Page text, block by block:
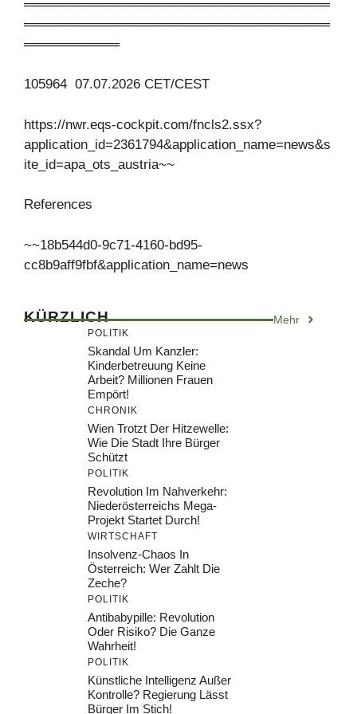
════════════════════════════════
════════════════════════════════
══════════
105964 07.07.2026 CET/CEST
https://nwr.eqs-cockpit.com/fncls2.ssx?
application_id=2361794&application_name=news&s
ite_id=apa_ots_austria~~
References
~~18b544d0-9c71-4160-bd95-
cc8b9aff9fbf&application_name=news
KÜRZLICH Mehr
POLITIK
Skandal Um Kanzler:
Kinderbetreuung Keine
Arbeit? Millionen Frauen
Empört!
CHRONIK
Wien Trotzt Der Hitzewelle:
Wie Die Stadt Ihre Bürger
Schützt
POLITIK
Revolution Im Nahverkehr:
Niederösterreichs Mega-
Projekt Startet Durch!
WIRTSCHAFT
Insolvenz-Chaos In
Österreich: Wer Zahlt Die
Zeche?
POLITIK
Antibabypille: Revolution
Oder Risiko? Die Ganze
Wahrheit!
POLITIK
Künstliche Intelligenz Außer
Kontrolle? Regierung Lässt
Bürger Im Stich!